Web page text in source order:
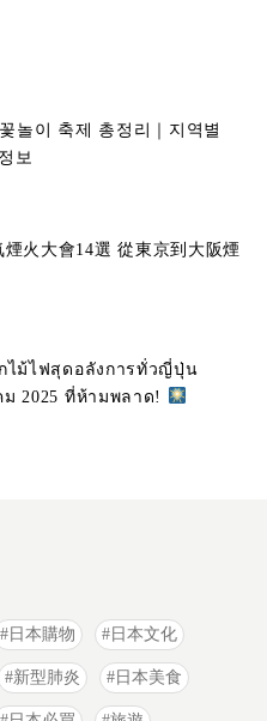
놀이 축제 총정리｜지역별
보
14選 從東京到大阪煙
ไม้ไฟสุดอลังการทั่วญี่ปุ่น
ม 2025 ที่ห้ามพลาด!
日本購物 日本文化
新型肺炎 日本美食